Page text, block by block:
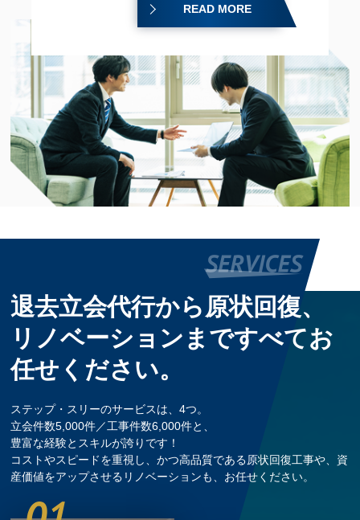
READ MORE
退去立会代行から原状回復、
リノベーションまですべてお
任せください。
ステップ・スリーのサービスは、4つ。
立会件数5,000件／工事件数6,000件と、
豊富な経験とスキルが誇りです！
コストやスピードを重視し、かつ高品質である原状回復工事や、資
産価値をアップさせるリノベーションも、お任せください。